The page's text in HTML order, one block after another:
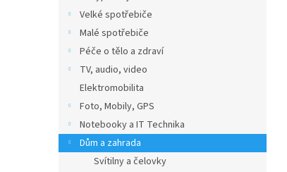
Velké spotřebiče
Malé spotřebiče
Péče o tělo a zdraví
TV, audio, video
Elektromobilita
Foto, Mobily, GPS
Notebooky a IT Technika
Dům a zahrada
Svítilny a čelovky